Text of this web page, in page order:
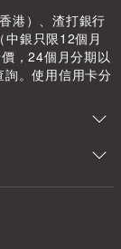
港）、渣打銀行
銀只限12個月
，24個月分期以
。使用信用卡分